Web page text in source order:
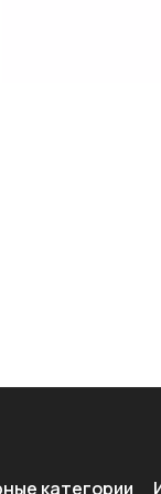
категории